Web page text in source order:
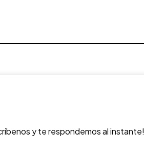
y te respondemos al instante!